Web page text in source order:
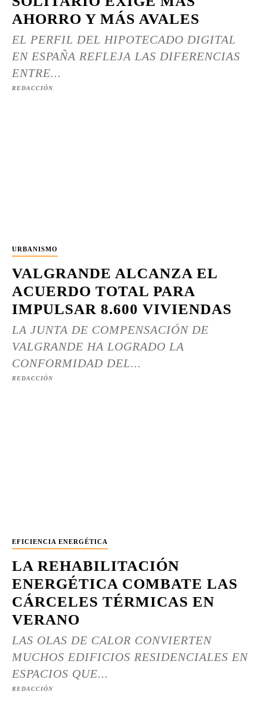
AHORRO Y MÁS AVALES
EL PERFIL DEL HIPOTECADO DIGITAL
EN ESPAÑA REFLEJA LAS DIFERENCIAS
ENTRE...
REDACCIÓN
URBANISMO
VALGRANDE ALCANZA EL
ACUERDO TOTAL PARA
IMPULSAR 8.600 VIVIENDAS
LA JUNTA DE COMPENSACIÓN DE
VALGRANDE HA LOGRADO LA
CONFORMIDAD DEL...
REDACCIÓN
EFICIENCIA ENERGÉTICA
LA REHABILITACIÓN
ENERGÉTICA COMBATE LAS
CÁRCELES TÉRMICAS EN
VERANO
LAS OLAS DE CALOR CONVIERTEN
MUCHOS EDIFICIOS RESIDENCIALES EN
ESPACIOS QUE...
REDACCIÓN